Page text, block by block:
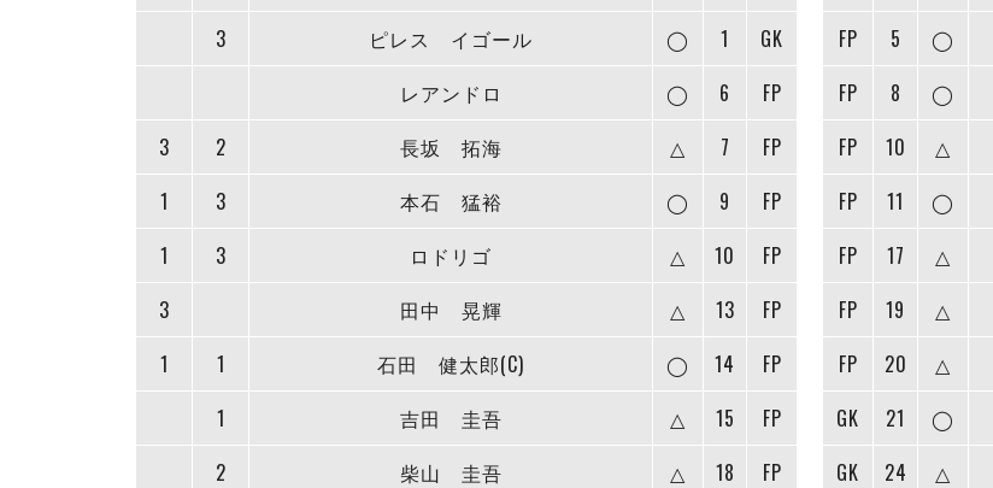
3
ピレス イゴール ◯ 1
GK
レアンドロ
◯ 6
FP
3
2 長坂 拓海 △ 7
FP
1
3 本石 猛裕 ◯ 9
FP
1
3 ロドリゴ △ 10
FP
3
田中 晃輝 △ 13
FP
1
1 石田 健太郎(C) ◯ 14
FP
1
吉田 圭吾 △ 15
FP
2
柴山 圭吾 △ 18
FP
FP
5 ◯
FP
8 ◯
FP
10 △
FP
11 ◯
FP
17 △
FP
19 △
FP
20 △
GK
21 ◯
GK
24 △